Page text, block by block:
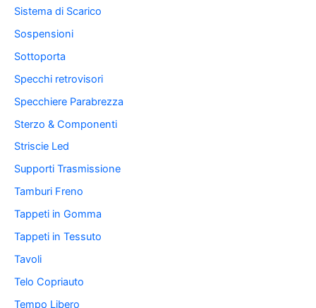
Sistema di Scarico
Sospensioni
Sottoporta
Specchi retrovisori
Specchiere Parabrezza
Sterzo & Componenti
Striscie Led
Supporti Trasmissione
Tamburi Freno
Tappeti in Gomma
Tappeti in Tessuto
Tavoli
Telo Copriauto
Tempo Libero